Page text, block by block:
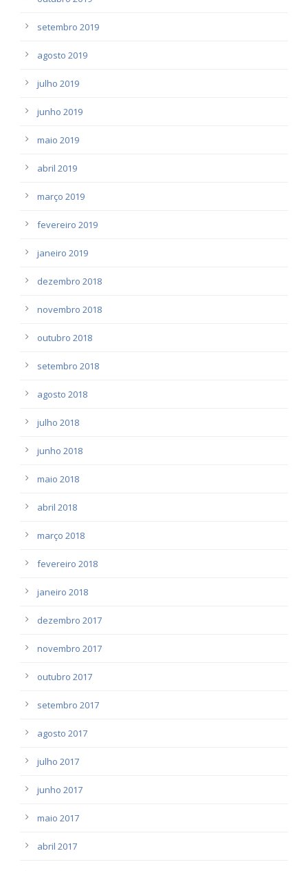
setembro 2019
agosto 2019
julho 2019
junho 2019
maio 2019
abril 2019
março 2019
fevereiro 2019
janeiro 2019
dezembro 2018
novembro 2018
outubro 2018
setembro 2018
agosto 2018
julho 2018
junho 2018
maio 2018
abril 2018
março 2018
fevereiro 2018
janeiro 2018
dezembro 2017
novembro 2017
outubro 2017
setembro 2017
agosto 2017
julho 2017
junho 2017
maio 2017
abril 2017